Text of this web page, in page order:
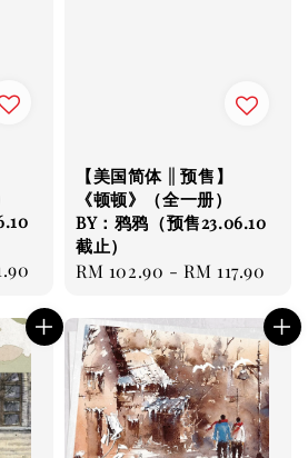
【美国简体 || 预售】
《顿顿》（全一册）
BY：鸦鸦（预售23.06.10
截止）
Regular
RM 102.90 -RM 117.90